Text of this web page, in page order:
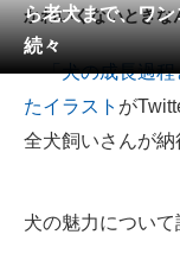
メディア
注目記事を集めた
ITの今と未来を見
進化するPCとデ
ら老犬まで、ワ
続々
かわいくないときな
「犬の成長過
たイラスト が
全犬飼いさんが納
犬の魅力について